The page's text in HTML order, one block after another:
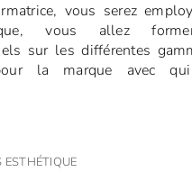
vous serez
vous allez
sur les différentes
la marque avec
ESTHÉTIQUE